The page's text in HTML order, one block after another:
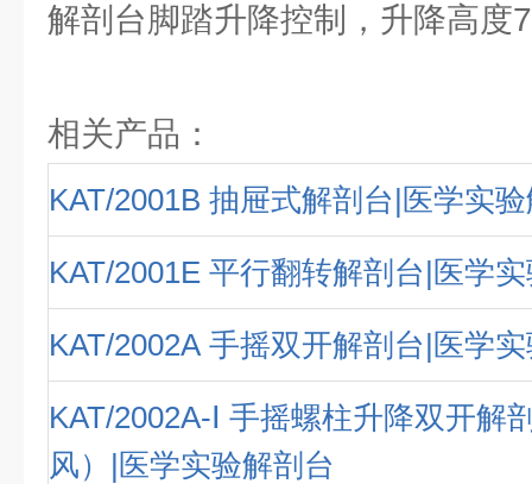
解剖台脚踏升降控制，升降高度
相关产品：
KAT/2001B 抽屉式解剖台|医学实
KAT/2001E 平行翻转解剖台|医学
KAT/2002A 手摇双开解剖台|医学
KAT/2002A-Ⅰ 手摇螺柱升降双开解
风）|医学实验解剖台